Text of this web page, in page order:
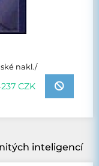
nakl./
237 CZK
inteligencí